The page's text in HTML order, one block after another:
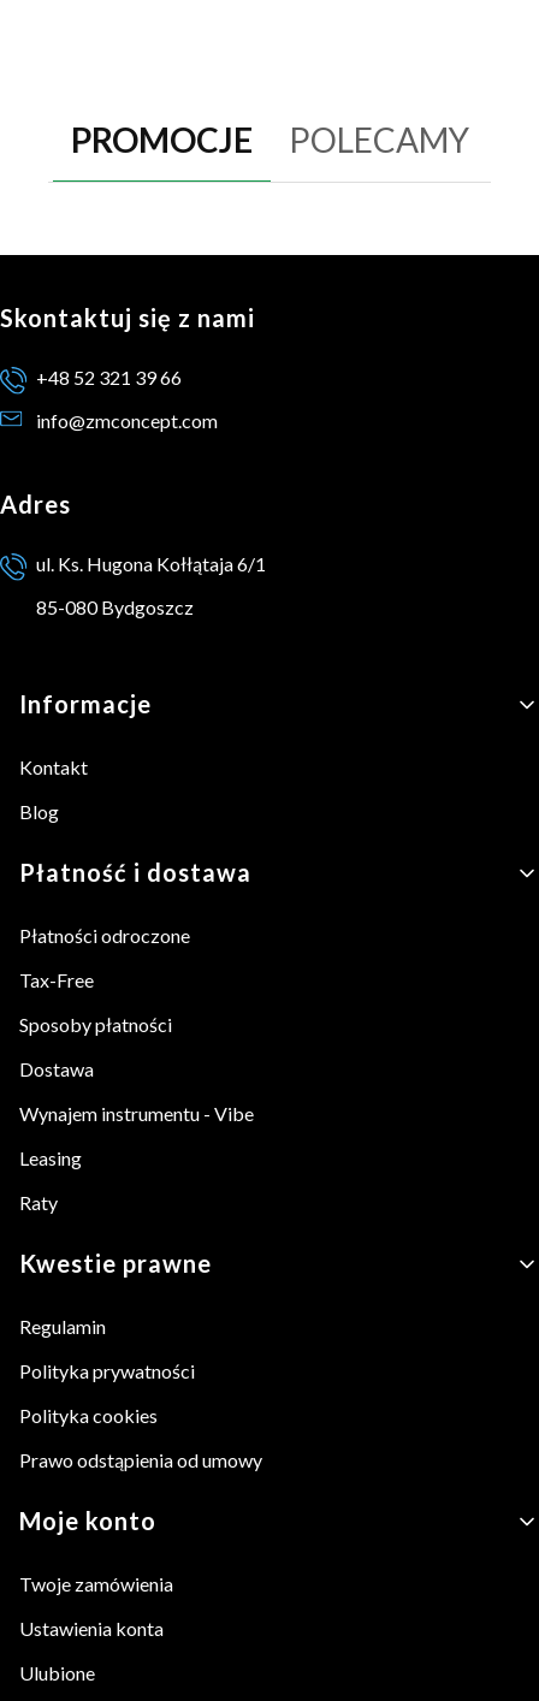
PROMOCJE POLECAMY
Skontaktuj się z nami
+48 52 321 39 66
info@zmconcept.com
Adres
ul. Ks. Hugona Kołłątaja 6/1
85-080 Bydgoszcz
Linki w stopce
Informacje
Kontakt
Blog
Płatność i dostawa
Płatności odroczone
Tax-Free
Sposoby płatności
Dostawa
Wynajem instrumentu - Vibe
Leasing
Raty
Kwestie prawne
Regulamin
Polityka prywatności
Polityka cookies
Prawo odstąpienia od umowy
Moje konto
Twoje zamówienia
Ustawienia konta
Ulubione